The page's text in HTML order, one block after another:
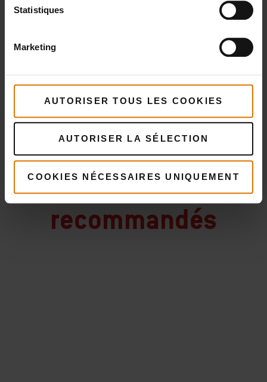
Statistiques
Marketing
AUTORISER TOUS LES COOKIES
AUTORISER LA SÉLECTION
COOKIES NÉCESSAIRES UNIQUEMENT
Préparons-nous
Accessoires
recommandés